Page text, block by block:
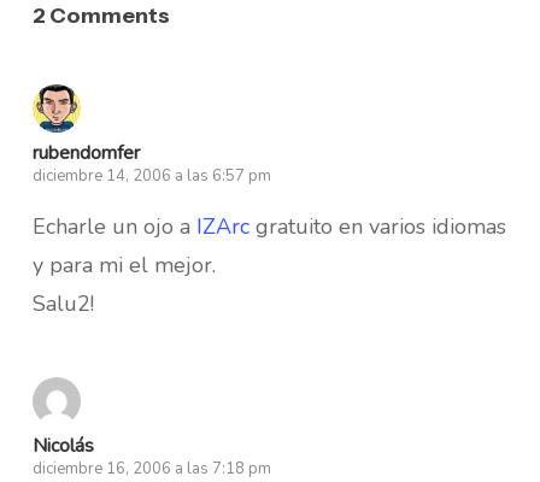
2 Comments
rubendomfer
diciembre 14, 2006 a las 6:57 pm
Echarle un ojo a IZArcgratuito en varios idiomas
y para mi el mejor.
Salu2!
Nicolás
diciembre 16, 2006 a las 7:18 pm